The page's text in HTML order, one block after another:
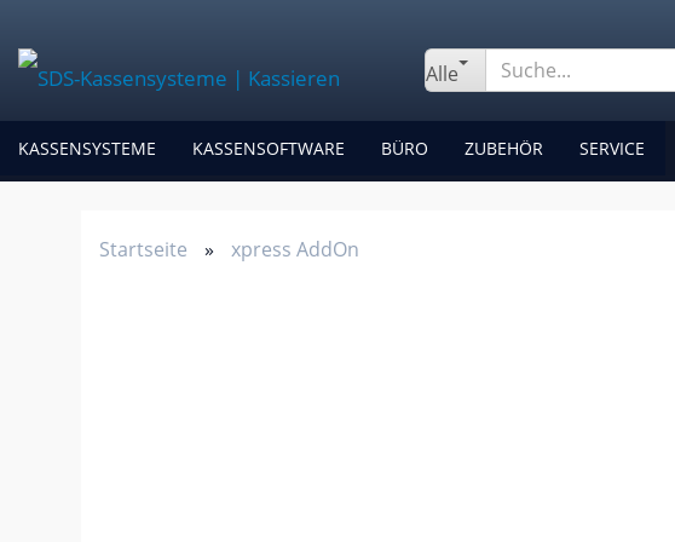
Alle
KASSENSYSTEME KASSENSOFTWARE BÜRO ZUBEHÖR SERVICE
Startseite » xpress AddOn